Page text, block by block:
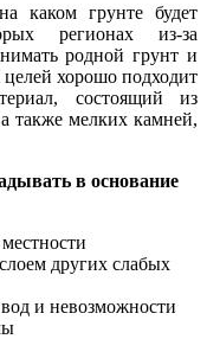
каком грунте будет
регионах из-за
родной грунт и
хорошо подходит
состоящий из
также мелких камней,
в основание
других слабых
и невозможности